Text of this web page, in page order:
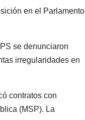
en el Parlamento
se denunciaron
irregularidades en
contratos con
(MSP). La